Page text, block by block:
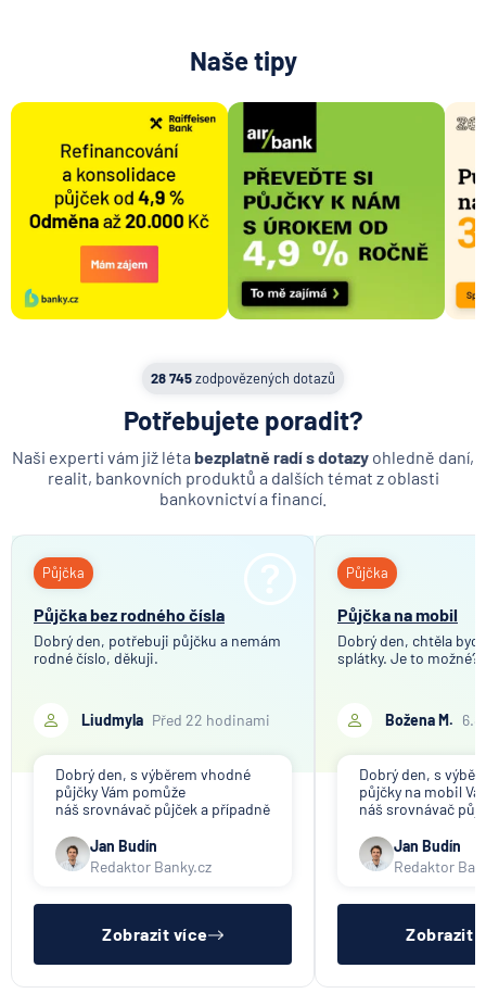
Modrá pyramida stavební spořitelna
Moneta Stavební spořitelna
Národní rozvojová banka
NEY spořitelní družstvo
NN Penzijní společnost
NN Životná poisťovňa
Oberbank AG
PPF banka
Raiffeisen stavební spořitelna
Sparkasse Oberlausitz
SV pojišťovna
Trinity Bank
UniCredit Bank
Vitalitas pojišťovna
Volksbank Löbau-Zittau eG
Volksbank Raiffeisenbank Nordoberpfalz eG
Všeobecná zdravotní pojišťovna
Naše tipy
28 745zodpovězených dotazů
Potřebujete poradit?
Naši experti vám již léta bezplatně radí s dotazy ohledně daní,
realit, bankovních produktů a dalších témat z oblasti
bankovnictví a financí.
Půjčka
Půjčka bez rodného čísla
Dobrý den, potřebuji půjčku a nemám
rodné číslo, děkuji.
Liudmyla Před 22 hodinami
Dobrý den, s výběrem vhodné
půjčky Vám pomůže
náš srovnávač půjček a případně
půjček. Pro získání půjčky je
třeba mít dostatečný příjem,
nebýt ve zkušební ani výpovědní
Jan Budín
Redaktor Banky.cz
Zobrazit více
Půjčka
Půjčka na mobil
Dobrý den, chtěla
splátky. Je to možné?
Božena M.
Dobrý den, s
půjčky na mobil
náš srovnávač
půjček. Pro získání
nákupu na
dostatečný
Jan Budín
Redaktor
Zobrazit